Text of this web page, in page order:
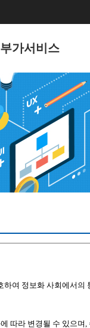
부가서비스
유지보수
키워드광고
블로그마케팅
언론홍보
전자결제